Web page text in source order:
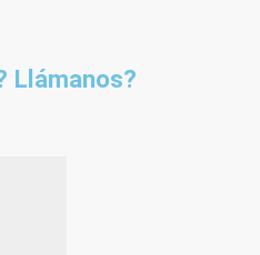
Llámanos?